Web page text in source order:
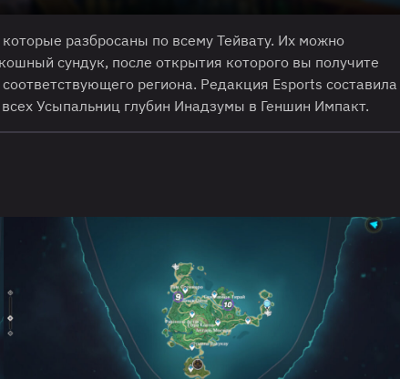
разбросаны по всему Тейвату. Их можно
сундук, после открытия которого вы получите
региона. Редакция Esports составила
Усыпальниц глубин Инадзумы в Геншин Импакт.